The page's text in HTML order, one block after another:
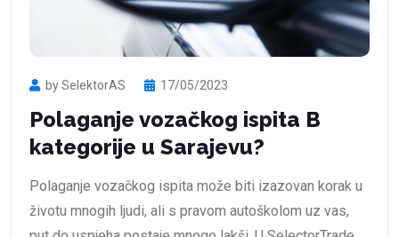
by SelektorAS 17/05/2023
Polaganje vozačkog ispita B
kategorije u Sarajevu?
Polaganje vozačkog ispita može biti izazovan korak u
životu mnogih ljudi, ali s pravom autoškolom uz vas,